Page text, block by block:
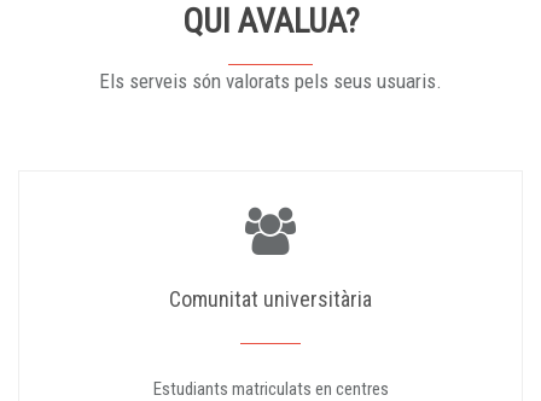
QUI AVALUA?
Els serveis són valorats pels seus usuaris.
Comunitat universitària
Estudiants matriculats en centres